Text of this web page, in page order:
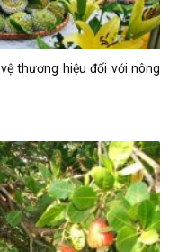
thương hiệu đối với nông